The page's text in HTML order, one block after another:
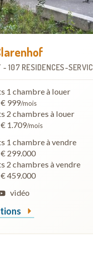
- 107 RÉSIDENCES-SERVICES
1 chambre à louer
999/mois
2 chambres à louer
1.709/mois
1 chambre à vendre
299.000
2 chambres à vendre
459.000
vidéo